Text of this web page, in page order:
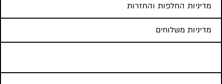
מדיניות החלפות והחזרות
מדיניות משלוחים